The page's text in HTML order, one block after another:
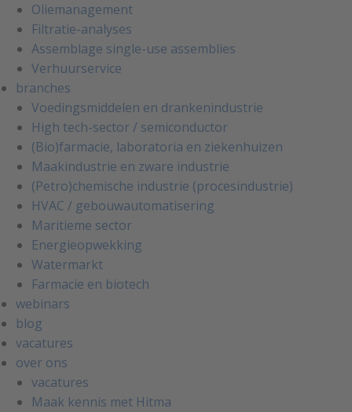
Oliemanagement
Filtratie-analyses
Assemblage single-use assemblies
Verhuurservice
branches
Voedingsmiddelen en drankenindustrie
High tech-sector / semiconductor
(Bio)farmacie, laboratoria en ziekenhuizen
Maakindustrie en zware industrie
(Petro)chemische industrie (procesindustrie)
HVAC / gebouwautomatisering
Maritieme sector
Energieopwekking
Watermarkt
Farmacie en biotech
webinars
blog
vacatures
over ons
vacatures
Maak kennis met Hitma